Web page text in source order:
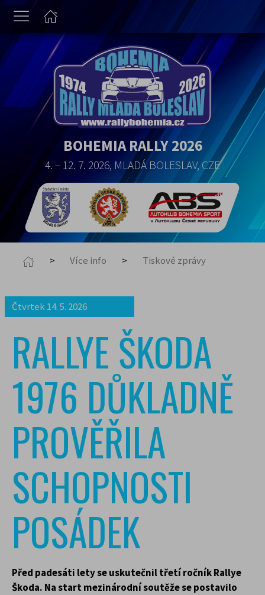
BOHEMIA RALLY 2026
4. – 12. 7. 2026, MLADÁ BOLESLAV, CZE
Více info Tiskové zprávy
Čtvrtek 14. 5. 2026
RALLYE ŠKODA
1976 DŮKLADNĚ
PROVĚŘILA
SCHOPNOSTI
POSÁDEK
Před padesáti lety se uskutečnil třetí ročník Rallye
Škoda. Na start mezinárodní soutěže se postavilo